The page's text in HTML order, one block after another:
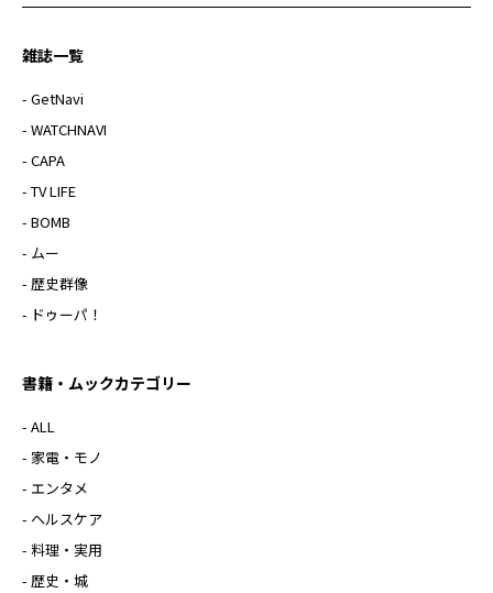
雑誌一覧
- GetNavi
- WATCHNAVI
- CAPA
- TV LIFE
- BOMB
- ムー
- 歴史群像
- ドゥーパ！
書籍・ムックカテゴリー
- ALL
- 家電・モノ
- エンタメ
- ヘルスケア
- 料理・実用
- 歴史・城